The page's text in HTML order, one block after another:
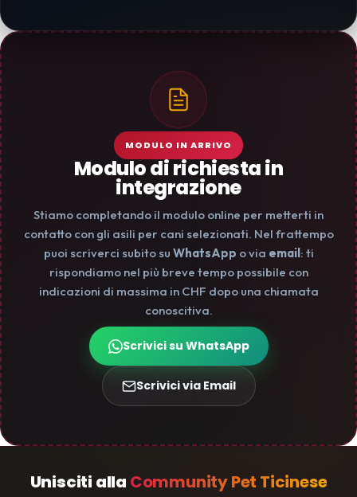
MODULO IN ARRIVO
Modulo di richiesta in
integrazione
Stiamo completando il modulo online per metterti in
contatto con gli asili per cani selezionati. Nel frattempo
puoi scriverci subito su WhatsApp o via email: ti
rispondiamo nel più breve tempo possibile con
indicazioni di massima in CHF dopo una chiamata
conoscitiva.
Scrivici su WhatsApp
Scrivici via Email
Unisciti alla Community Pet Ticinese